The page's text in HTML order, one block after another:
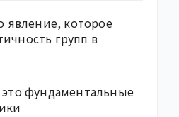
явление, которое
групп в
фундаментальные